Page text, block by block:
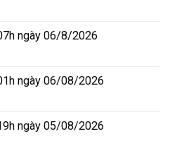
ngày 06/8/2026
ngày 06/08/2026
ngày 05/08/2026